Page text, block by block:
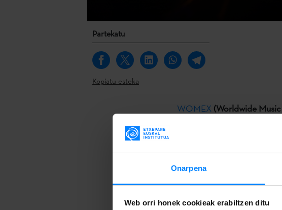
Onarpena
Web orri honek cookieak erabiltzen ditu
Partekatu
Kopiatu esteka
WOMEX (Worldwide
ospakizun bat bost